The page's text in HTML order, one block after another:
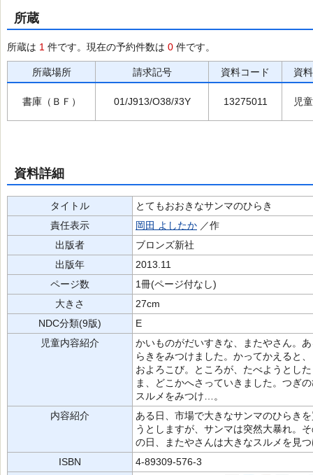
所蔵
所蔵は 1 件です。現在の予約件数は 0 件です。
所蔵場所 請求記号 資料コード 資
書庫（ＢＦ） 01/J913/O38/ﾇ3Y 13275011 児
資料詳細
タイトル
とてもおおきなサンマのひらき
責任表示
岡田 よしたか ／作
出版者
ブロンズ新社
出版年
2013.11
ページ数
1冊(ページ付なし)
大きさ
27cm
NDC分類(9版)
E
児童内容紹介
かいものがだいすきな、またやさん。
らきをみつけました。かってかえると
およろこび。ところが、たべようとし
ま、どこかへさっていきました。つぎ
スルメをみつけ…。
内容紹介
ある日、市場で大きなサンマのひらき
うとしますが、サンマは突然大暴れ。
の日、またやさんは大きなスルメを見
ISBN
4-89309-576-3